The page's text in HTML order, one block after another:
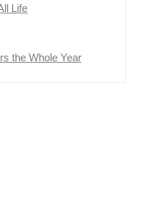
Life
the Whole Year